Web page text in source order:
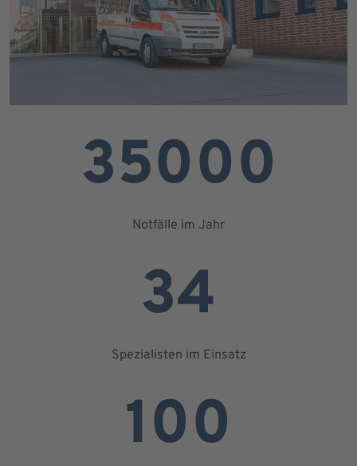
35000
Notfälle im Jahr
34
Spezialisten im Einsatz
100